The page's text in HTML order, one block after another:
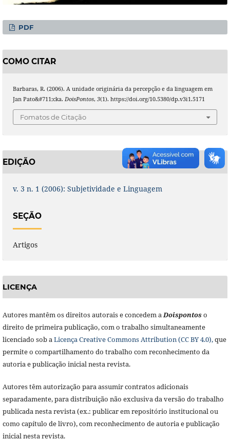
PDF
COMO CITAR
Barbaras, R. (2006). A unidade originária da percepção e da linguagem em
Jan Pato&#711;cka. DoisPontos, 3(1). https://doi.org/10.5380/dp.v3i1.5171
Fomatos de Citação
EDIÇÃO
v. 3 n. 1 (2006): Subjetividade e Linguagem
SEÇÃO
Artigos
LICENÇA
Autores mantêm os direitos autorais e concedem aDoispontoso
direito de primeira publicação, com o trabalho simultaneamente
licenciado sob aLicença Creative Commons Attribution (CC BY 4.0),que
permite o compartilhamento do trabalho com reconhecimento da
autoria e publicação inicial nesta revista.
Autores têm autorização para assumir contratos adicionais
separadamente, para distribuição não exclusiva da versão do trabalho
publicada nesta revista (ex.: publicar em repositório institucional ou
como capítulo de livro), com reconhecimento de autoria e publicação
inicial nesta revista.